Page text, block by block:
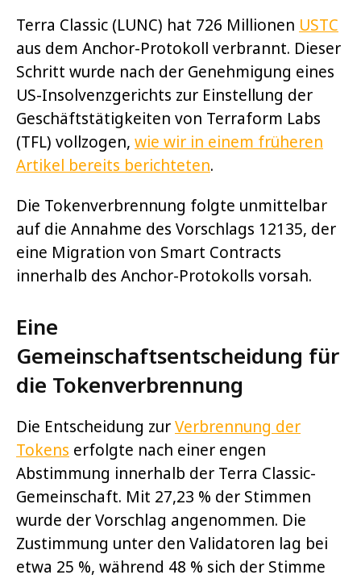
Terra Classic (LUNC) hat 726 Millionen USTC
aus dem Anchor-Protokoll verbrannt. Dieser
Schritt wurde nach der Genehmigung eines
US-Insolvenzgerichts zur Einstellung der
Geschäftstätigkeiten von Terraform Labs
(TFL) vollzogen, wie wir in einem früheren
Artikel bereits berichteten.
Die Tokenverbrennung folgte unmittelbar
auf die Annahme des Vorschlags 12135, der
eine Migration von Smart Contracts
innerhalb des Anchor-Protokolls vorsah.
Eine
Gemeinschaftsentscheidung für
die Tokenverbrennung
Die Entscheidung zurVerbrennung der
Tokens erfolgte nach einer engen
Abstimmung innerhalb der Terra Classic-
Gemeinschaft. Mit 27,23 % der Stimmen
wurde der Vorschlag angenommen. Die
Zustimmung unter den Validatoren lag bei
etwa 25 %, während 48 % sich der Stimme